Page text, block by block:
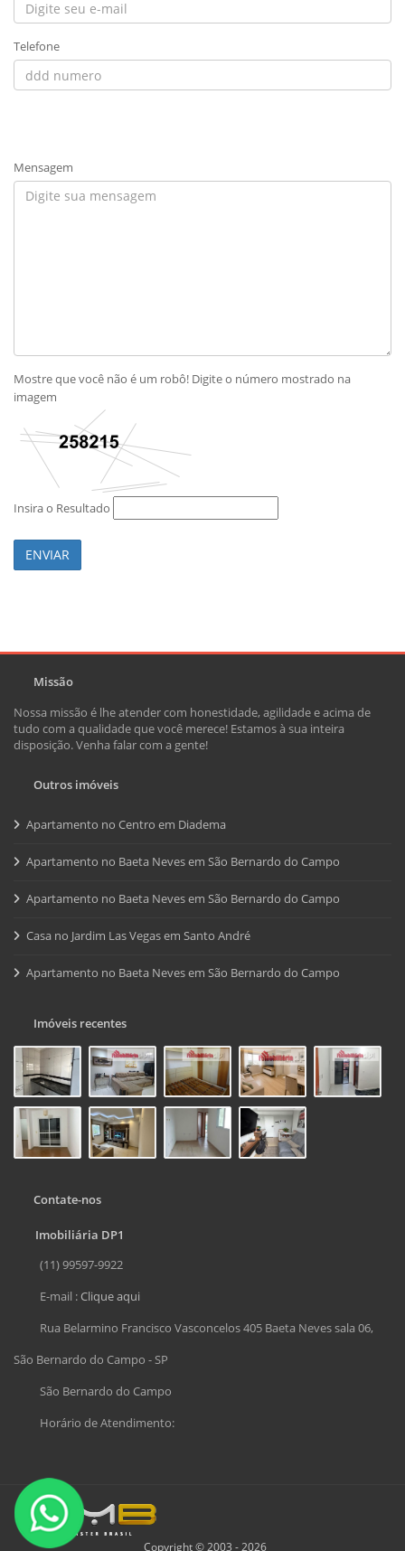
Telefone
Mensagem
Mostre que você não é um robô! Digite o número mostrado na
imagem
Insira o Resultado
ENVIAR
Missão
Nossa missão é lhe atender com honestidade, agilidade e acima de
tudo com a qualidade que você merece! Estamos à sua inteira
disposição. Venha falar com a gente!
Outros imóveis
Apartamento no Centro em Diadema
Apartamento no Baeta Neves em São Bernardo do Campo
Apartamento no Baeta Neves em São Bernardo do Campo
Casa no Jardim Las Vegas em Santo André
Apartamento no Baeta Neves em São Bernardo do Campo
Imóveis recentes
Contate-nos
Imobiliária DP1
(11) 99597-9922
E-mail :Clique aqui
Rua Belarmino Francisco Vasconcelos 405 Baeta Neves sala 06,
São Bernardo do Campo - SP
São Bernardo do Campo
Horário de Atendimento:
Copyright © 2003 - 2026